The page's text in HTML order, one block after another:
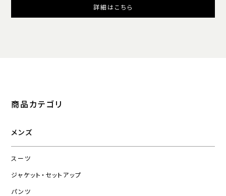
詳細はこちら
商品カテゴリ
メンズ
スーツ
ジャケット・セットアップ
パンツ